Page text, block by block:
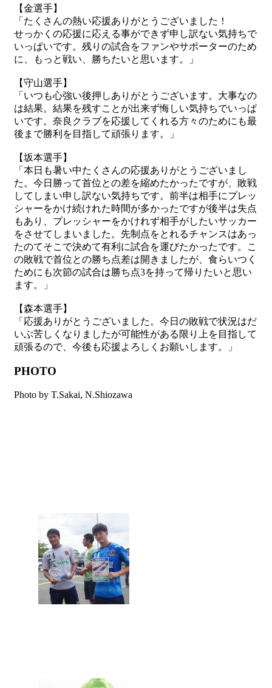
【金選手】
「たくさんの熱い応援ありがとうございました！
せっかくの応援に応える事ができず申し訳ない気持ちで
いっぱいです。残りの試合をファンやサポーターのため
に、もっと戦い、勝ちたいと思います。」
【守山選手】
「いつも心強い後押しありがとうございます。大事なの
は結果。結果を残すことが出来ず悔しい気持ちでいっぱ
いです。奈良クラブを応援してくれる方々のためにも最
後まで勝利を目指して頑張ります。」
【坂本選手】
「本日も暑い中たくさんの応援ありがとうございまし
た。今日勝って首位との差を縮めたかったですが、敗戦
してしまい申し訳ない気持ちです。前半は相手にプレッ
シャーをかけ続けれた時間が多かったですが後半は失点
もあり、プレッシャーをかけれず相手がしたいサッカー
をさせてしまいました。先制点をとれるチャンスはあっ
たのてそこで決めて有利に試合を運びたかったです。こ
の敗戦で首位との勝ち点差は開きましたが、食らいつく
ためにも次節の試合は勝ち点3を持って帰りたいと思い
ます。」
【森本選手】
「応援ありがとうございました。今日の敗戦で状況はだ
いぶ苦しくなりましたが可能性がある限り上を目指して
頑張るので、今後も応援よろしくお願いします。」
PHOTO
Photo by T.Sakai, N.Shiozawa